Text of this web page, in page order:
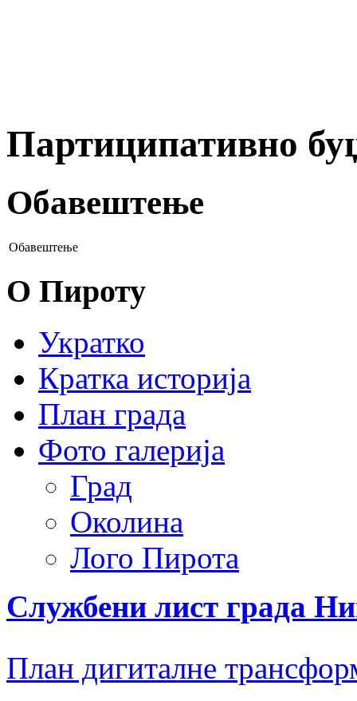
Партиципативно
Обавештење
Обавештење
О Пироту
Укратко
Кратка историја
План града
Фото галерија
Град
Околина
Лого Пирота
Службени лист града
План дигиталне